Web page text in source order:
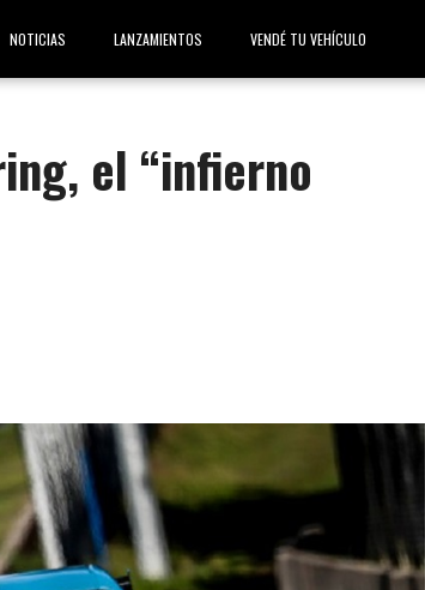
NOTICIAS LANZAMIENTOS VENDÉ TU VEHÍCULO
el “infierno